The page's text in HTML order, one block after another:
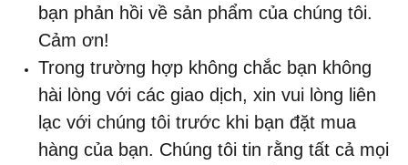
bạn phản hồi về sản phẩm của chúng tôi.
Cảm ơn!
Trong trường hợp không chắc bạn không
hài lòng với các giao dịch, xin vui lòng liên
lạc với chúng tôi trước khi bạn đặt mua
hàng của bạn. Chúng tôi tin rằng tất cả mọi